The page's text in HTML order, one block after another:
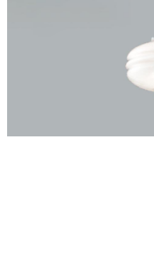
恩沛科技股份有限公司將有權停止